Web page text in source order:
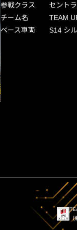
参戦クラス
セント
チーム名
TEAM
ベース車両
S14 シ